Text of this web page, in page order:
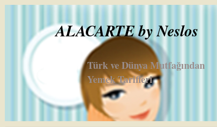
ALACARTE by Neslos
Türk ve Dünya Mutfağından
Yemek Tarifleri